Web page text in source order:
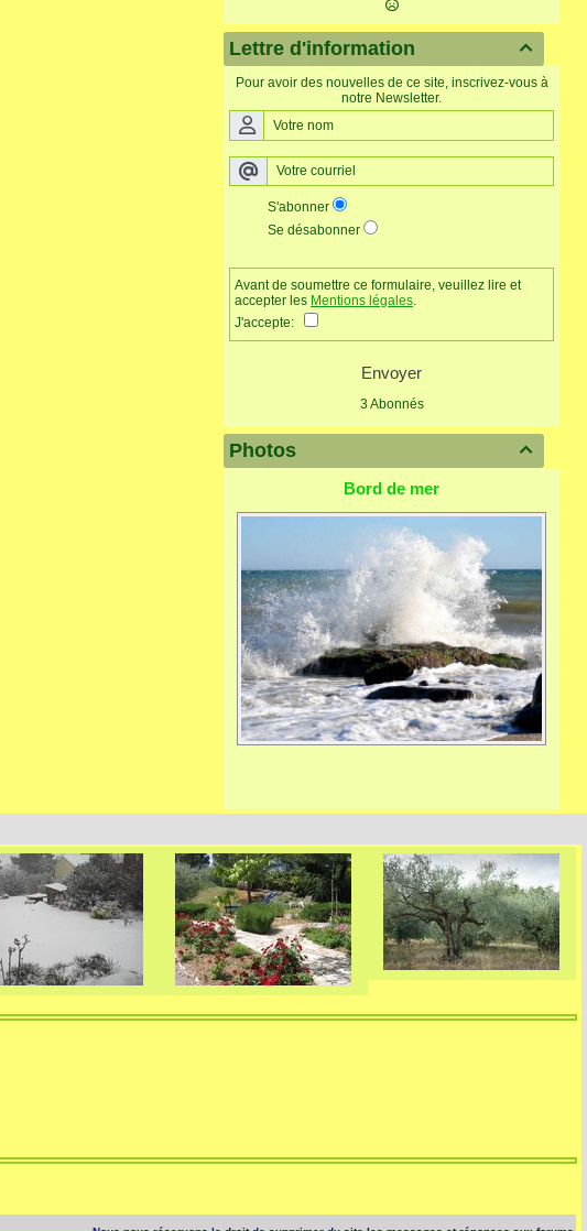

Lettre d'information
Pour avoir des nouvelles de ce site, inscrivez-vous à
notre Newsletter.
S'abonner
Se désabonner
Avant de soumettre ce formulaire, veuillez lire et
accepter les Mentions légales.
J'accepte:
Envoyer
3 Abonnés

Photos
Bord de mer